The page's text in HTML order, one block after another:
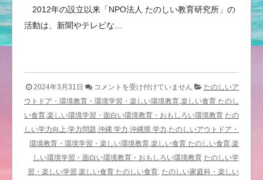
2012年の設立以来「NPO法人 たのしい教育研究所」の
活動は、新聞やテレビな…
2024年3月31日
楽
し
い
理
科・
ア
ス
コメントを受け付けていません
たのしいア
ウトドア・環境教育・環境学習・楽しい環境教育,楽しい食育 たのし
い食育,楽しい環境学習・面白い環境教育・おもしろい環境教育 たの
しい学力向上,学力問題,沖縄 学力,沖縄県 学力,たのしいアウトドア・
環境教育・環境学習・楽しい環境教育,楽しい食育 たのしい食育,楽
しい環境学習・面白い環境教育・おもしろい環境教育 たのしい学
習・楽しい学習,楽しい食育 たのしい食育, たのしい家庭科・楽しい